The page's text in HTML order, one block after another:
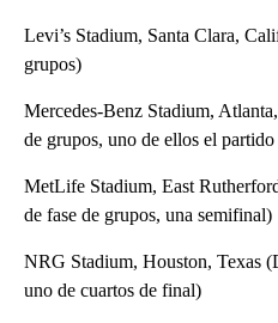
Levi’s Stadium, Santa Clara,
grupos)
Mercedes-Benz Stadium,
de grupos, uno de ellos el
MetLife Stadium, East
de fase de grupos, una semifinal)
NRG Stadium, Houston, Texas
uno de cuartos de final)